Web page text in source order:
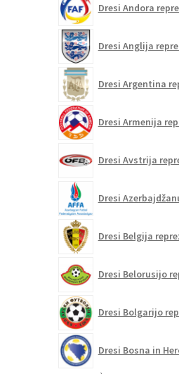
Dresi Andora
Dresi Anglija
Dresi Argentina
Dresi Armenija
Dresi Avstrija
Dresi
Dresi Belgija
Dresi Belorusijo
Dresi Bolgarijo
Dresi Bosna in